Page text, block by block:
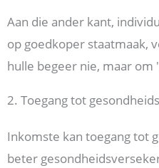
Aan die ander kant,
op goedkoper staatmaak,
hulle begeer nie, maar
2. Toegang tot
Inkomste kan toegang tot
beter